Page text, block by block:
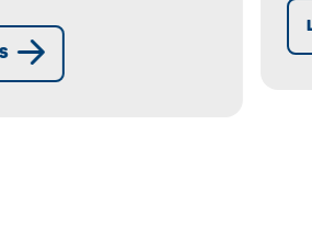
todos los pasos y te
útiles para una